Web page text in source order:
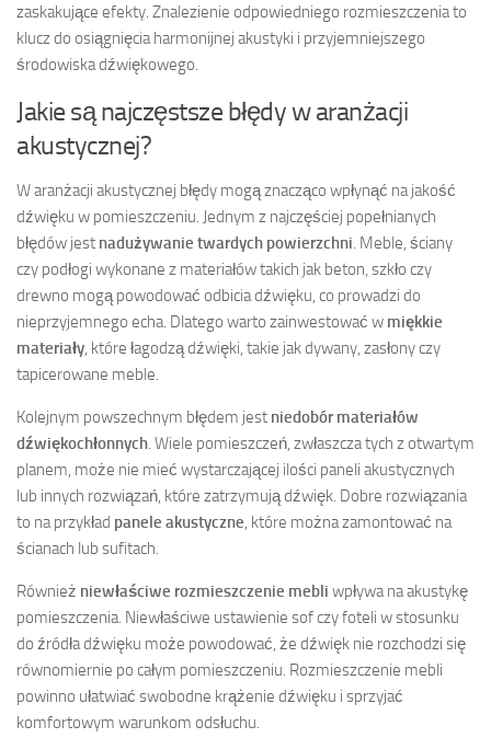
zaskakujące efekty. Znalezienie odpowiedniego rozmieszczenia to
klucz do osiągnięcia harmonijnej akustyki i przyjemniejszego
środowiska dźwiękowego.
Jakie są najczęstsze błędy w aranżacji
akustycznej?
W aranżacji akustycznej błędy mogą znacząco wpłynąć na jakość
dźwięku w pomieszczeniu. Jednym z najczęściej popełnianych
błędów jest nadużywanie twardych powierzchni. Meble, ściany
czy podłogi wykonane z materiałów takich jak beton, szkło czy
drewno mogą powodować odbicia dźwięku, co prowadzi do
nieprzyjemnego echa. Dlatego warto zainwestować w miękkie
materiały, które łagodzą dźwięki, takie jak dywany, zasłony czy
tapicerowane meble.
Kolejnym powszechnym błędem jest niedobór materiałów
dźwiękochłonnych. Wiele pomieszczeń, zwłaszcza tych z otwartym
planem, może nie mieć wystarczającej ilości paneli akustycznych
lub innych rozwiązań, które zatrzymują dźwięk. Dobre rozwiązania
to na przykład panele akustyczne, które można zamontować na
ścianach lub sufitach.
Również niewłaściwe rozmieszczenie mebli wpływa na akustykę
pomieszczenia. Niewłaściwe ustawienie sof czy foteli w stosunku
do źródła dźwięku może powodować, że dźwięk nie rozchodzi się
równomiernie po całym pomieszczeniu. Rozmieszczenie mebli
powinno ułatwiać swobodne krążenie dźwięku i sprzyjać
komfortowym warunkom odsłuchu.